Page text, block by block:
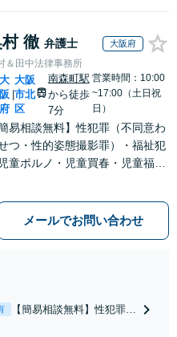
徹 弁護士 大阪府
＆田中法律事務所
大
阪
府
大阪
市北
区
南森町駅
から徒歩
7分
営業時間：10:00
~17:00（土日祝
日）
簡易相談無料】性犯罪（不同意わ
つ・性的姿態撮影罪）・福祉犯
児童ポルノ・児童買春・児童福祉
）に非常に詳しい弁護士です
メールでお問い合わせ
【簡易相談無料】性犯罪